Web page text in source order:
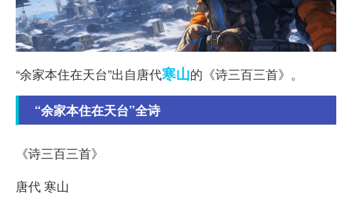
“余家本住在天台”出自唐代寒山的《诗三百三首》。
“余家本住在天台”全诗
《诗三百三首》
唐代 寒山